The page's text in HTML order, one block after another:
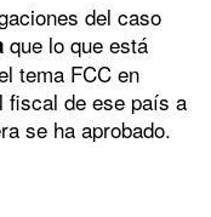
del caso
que lo que está
tema FCC en
fiscal de ese país a
se ha aprobado.